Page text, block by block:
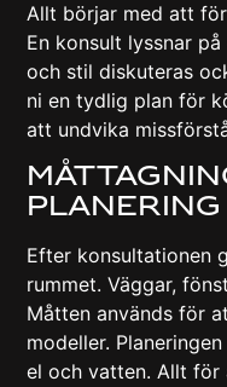
Allt börjar med att
En konsult lyssnar
och stil diskuteras
ni en tydlig plan för
att undvika
Planering
Efter konsultationen
rummet. Väggar,
Måtten används för
modeller.
el och vatten. Allt